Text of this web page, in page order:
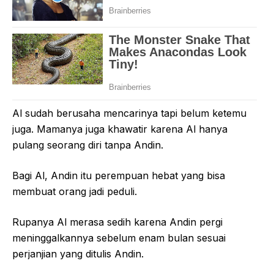
Al sudah berusaha mencarinya tapi belum ketemu
juga. Mamanya juga khawatir karena Al hanya
pulang seorang diri tanpa Andin.
Bagi Al, Andin itu perempuan hebat yang bisa
membuat orang jadi peduli.
Rupanya Al merasa sedih karena Andin pergi
meninggalkannya sebelum enam bulan sesuai
perjanjian yang ditulis Andin.